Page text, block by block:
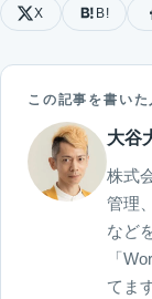
X B!
この記事を書いた
大谷
株式
管理
など
「
てま